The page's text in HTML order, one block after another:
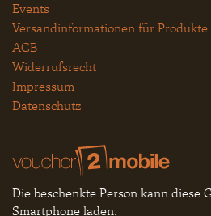
Events
Versandinformationen für Produkte
AGB
Widerrufsrecht
Impressum
Datenschutz
Die beschenkte Person kann diese
Smartphone laden.